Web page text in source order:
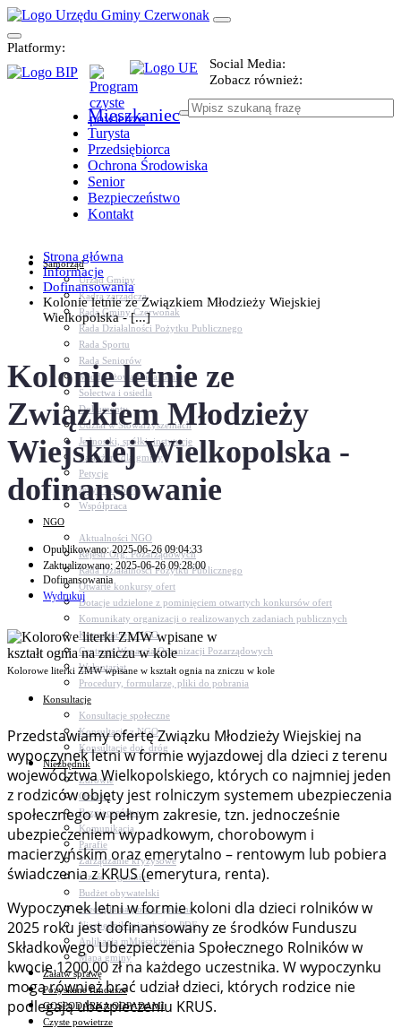
Platformy:
Social Media:
Zobacz również:
Mieszkaniec
Turysta
Przedsiębiorca
Ochrona Środowiska
Senior
Bezpieczeństwo
Kontakt
Samorząd
Urząd Gminy
Kadra zarządcza
Rada Gminy Czerwonak
Rada Działalności Pożytku Publicznego
Rada Sportu
Rada Seniorów
Młodzieżowa Rada Gminy
Sołectwa i osiedla
Dokumenty
Udział w Stowarzyszeniach
Jednostki, spółki, instytucje
Zasłużeni dla gminy
Petycje
Język migowy
Współpraca
NGO
Aktualności NGO
Rejestr Org. Pozarządowych
Rada Działalności Pożytku Publicznego
Otwarte konkursy ofert
Dotacje udzielone z pominięciem otwartych konkursów ofert
Komunikaty organizacji o realizowanych zadaniach publicznych
Konsultacje z NGO
Centrum Wsparcia Organizacji Pozarządowych
Wolontariat
Procedury, formularze, pliki do pobrania
Konsultacje
Konsultacje społeczne
Konsultacje z NGO
Konsultacje dot. dróg
Niezbędnik
Zdrowie
Oświata
Bezpieczeństwo
Komunikacja
Parafie
Zarządzanie kryzysowe
C.ześć w gminie!
Budżet obywatelski
Nieodpłatna pomoc prawna
Niezbędnik mieszkańca PDF
Aplikacja mMieszkaniec
Mapa gminy
Załatw sprawę
Pozyskane fundusze
GOSPODARKA ODPADAMI
Czyste powietrze
Strona główna
Informacje
Dofinansowania
Kolonie letnie ze Związkiem Młodzieży Wiejskiej
Wielkopolska - [...]
Kolonie letnie ze
Związkiem Młodzieży
Wiejskiej Wielkopolska -
dofinansowanie
Opublikowano: 2025-06-26 09:04:33
Zaktualizowano: 2025-06-26 09:28:00
Dofinansowania
Wydrukuj
Kolorowe literki ZMW wpisane w kształt ognia na zniczu w kole
Przedstawiamy ofertę Związku Młodzieży Wiejskiej na
wypoczynek letni w formie wyjazdowej dla dzieci z terenu
województwa Wielkopolskiego, których co najmniej jeden
z rodziców objęty jest rolniczym systemem ubezpieczenia
społecznego w pełnym zakresie, tzn. jednocześnie
ubezpieczeniem wypadkowym, chorobowym i
macierzyńskim oraz emerytalno – rentowym lub pobiera
świadczenia z KRUS (emerytura, renta).
Wypoczynek letni w formie koloni dla dzieci rolników w
2025 roku jest dofinansowany ze środków Funduszu
Składkowego Ubezpieczenia Społecznego Rolników w
kwocie 1200,00 zł na każdego uczestnika. W wypoczynku
mogą również brać udział dzieci, których rodzice nie
podlegają ubezpieczeniu KRUS.